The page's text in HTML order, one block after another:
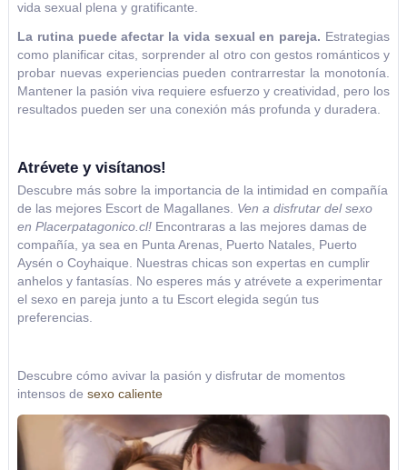
vida sexual plena y gratificante.
La rutina puede afectar la vida sexual en pareja. Estrategias
como planificar citas, sorprender al otro con gestos románticos y
probar nuevas experiencias pueden contrarrestar la monotonía.
Mantener la pasión viva requiere esfuerzo y creatividad, pero los
resultados pueden ser una conexión más profunda y duradera.
Atrévete y visítanos!
Descubre más sobre la importancia de la intimidad en compañía
de las mejores Escort de Magallanes. Ven a disfrutar del sexo
en Placerpatagonico.cl! Encontraras a las mejores damas de
compañía, ya sea en Punta Arenas, Puerto Natales, Puerto
Aysén o Coyhaique. Nuestras chicas son expertas en cumplir
anhelos y fantasías. No esperes más y atrévete a experimentar
el sexo en pareja junto a tu Escort elegida según tus
preferencias.
Descubre cómo avivar la pasión y disfrutar de momentos
intensos de sexo caliente